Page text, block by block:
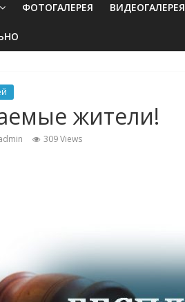
ФОТОГАЛЕРЕЯ ВИДЕОГАЛЕРЕЯ
жители!
309 Views